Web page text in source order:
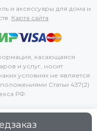
и аксессуары для дома и
Карта сайта
касающаяся
и услуг, носит
условиях не является
Статьи 437(2)
РФ.